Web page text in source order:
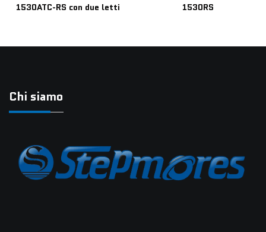
1530ATC-RS con due letti 1530RS
Chi siamo